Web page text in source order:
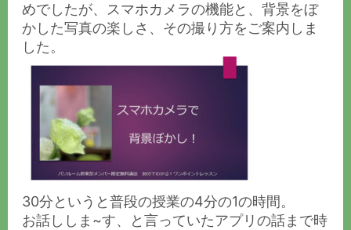
めでしたが、スマホカメラの機能と、背景をぼ
かした写真の楽しさ、その撮り方をご案内しま
した。
30分というと普段の授業の4分の1の時間。
お話ししま~す、と言っていたアプリの話まで時